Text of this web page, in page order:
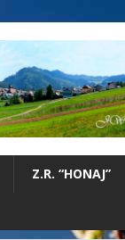
Z.R. “HONAJ”